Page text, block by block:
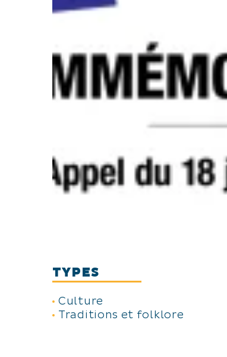
TYPES
Culture
Traditions et folklore